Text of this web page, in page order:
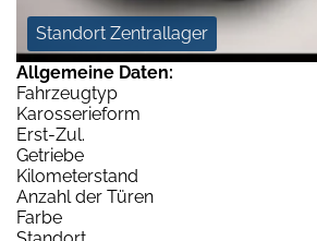
Standort Zentrallager
Allgemeine Daten:
Fahrzeugtyp
Karosserieform
Erst-Zul.
Getriebe
Kilometerstand
Anzahl der Türen
Farbe